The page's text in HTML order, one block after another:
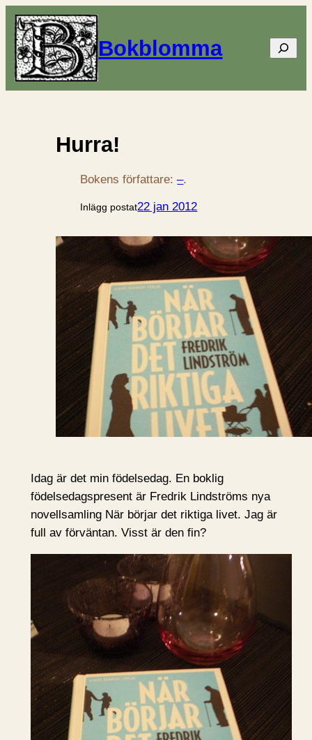
Bokblomma Sök
Hurra!
Bokens författare:–.
Inlägg postat22 jan 2012
Idag är det min födelsedag. En boklig
födelsedagspresent är Fredrik Lindströms nya
novellsamling När börjar det riktiga livet. Jag är
full av förväntan. Visst är den fin?